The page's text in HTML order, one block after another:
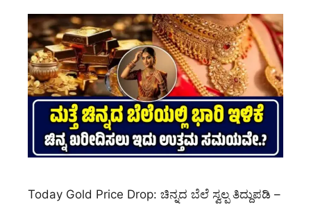
Today Gold Price Drop: ಚಿನ್ನದ ಬೆಲೆ ಸ್ವಲ್ಪ ತಿದ್ದುಪಡಿ –